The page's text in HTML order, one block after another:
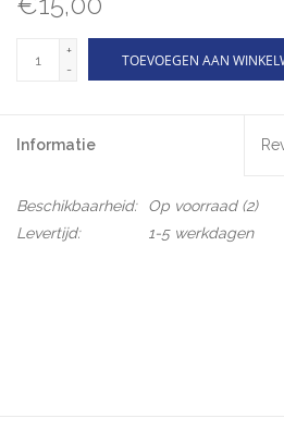
+
-
TOEVOEGEN AAN
Informatie
Beschikbaarheid: Op voorraad(2)
Levertijd:
1-5 werkdagen